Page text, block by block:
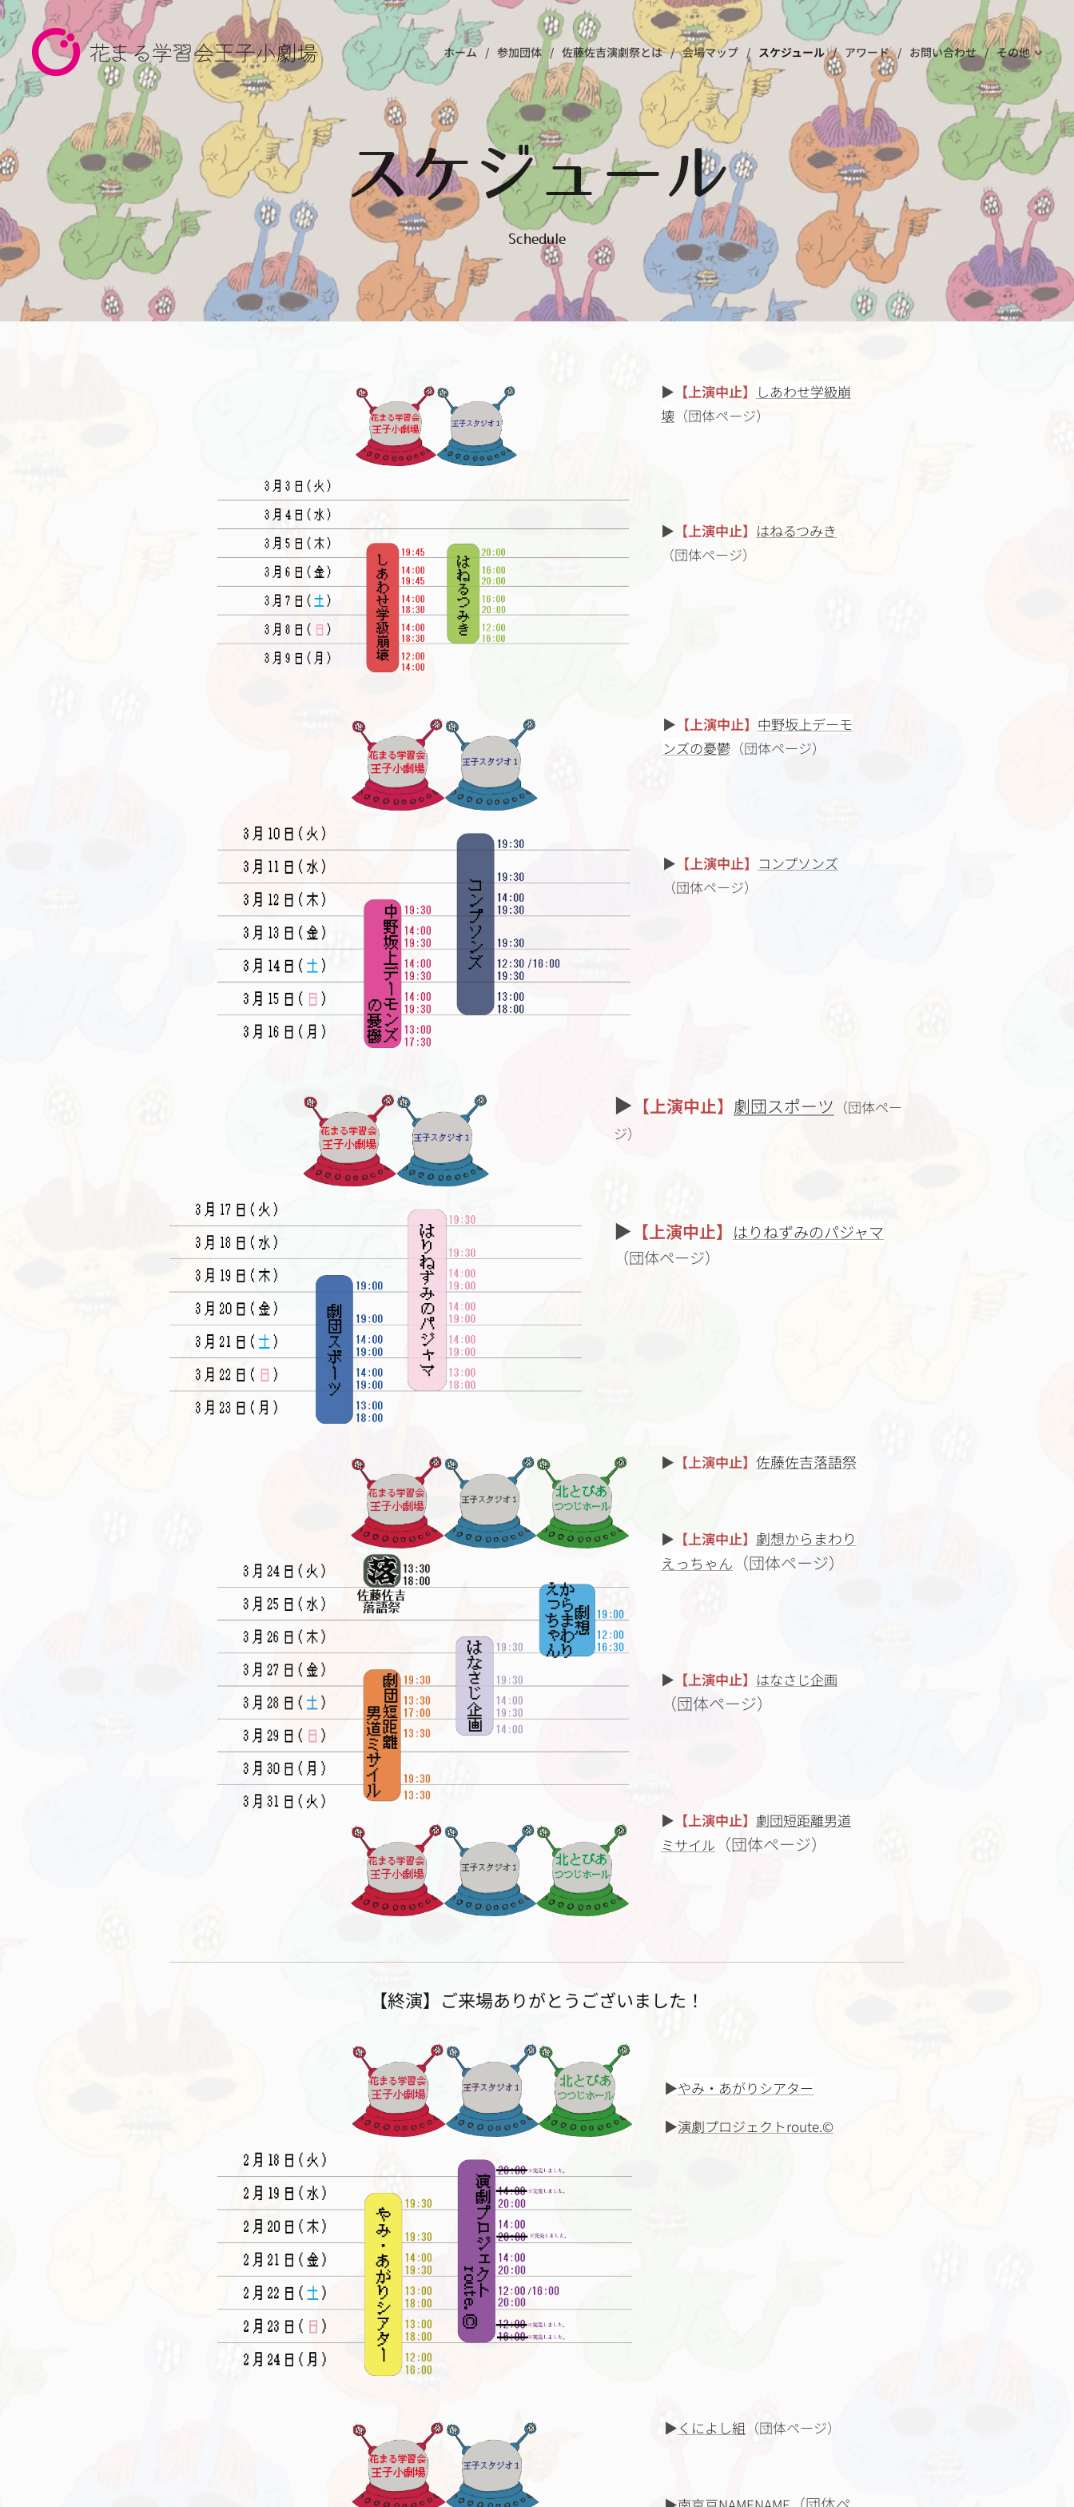
花まる学習会王子小劇場 ホーム 参加団体 佐藤佐吉演劇祭とは 会場マップ スケジュール アワード お問い合わせ その他
スケジュール
Schedule
▶ 【上演中止】 しあわせ学級崩
壊（団体ページ）
▶ 【上演中止】 はねるつみき
（団体ページ）
▶ 【上演中止】 中野坂上デーモ
ンズの憂鬱（団体ページ）
▶ 【上演中止】 コンプソンズ
（団体ページ）
▶ 【上演中止】 劇団スポーツ （団体ペー
ジ）
▶ 【上演中止】 はりねずみのパジャマ
（団体ページ）
▶ 【上演中止】 佐藤佐吉落語祭
▶ 【上演中止】 劇想からまわり
えっちゃん （団体ページ）
▶ 【上演中止】 はなさじ企画
（団体ページ）
▶ 【上演中止】 劇団短距離男道
ミサイル （団体ページ）
【終演】ご来場ありがとうございました！
▶やみ・あがりシアター
▶演劇プロジェクトroute.©
▶くによし組 （団体ページ）